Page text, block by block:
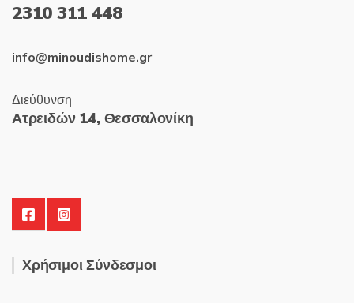
2310 311 448
info@minoudishome.gr
Διεύθυνση
Ατρειδών 14, Θεσσαλονίκη
Χρήσιμοι Σύνδεσμοι